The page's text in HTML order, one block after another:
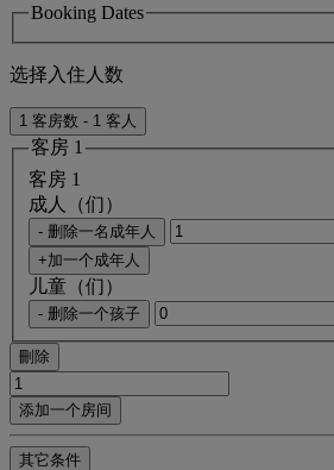
Booking Dates
选择入住人数
1 客房数 - 1 客人
客房 1
客房 1
成人（们）
- 删除一名成年人
+加一个成年人
儿童（们）
- 删除一个孩子
刪除
添加一个房间
其它条件